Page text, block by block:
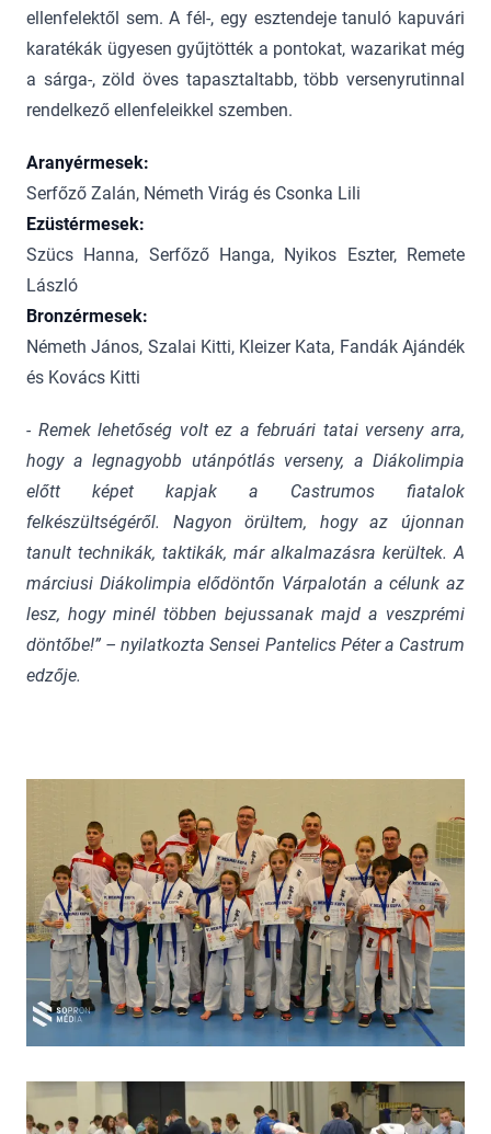
ellenfelektől sem. A fél-, egy esztendeje tanuló kapuvári
karatékák ügyesen gyűjtötték a pontokat, wazarikat még
a sárga-, zöld öves tapasztaltabb, több versenyrutinnal
rendelkező ellenfeleikkel szemben.
Aranyérmesek:
Serfőző Zalán, Németh Virág és Csonka Lili
Ezüstérmesek:
Szücs Hanna, Serfőző Hanga, Nyikos Eszter, Remete
László
Bronzérmesek:
Németh János, Szalai Kitti, Kleizer Kata, Fandák Ajándék
és Kovács Kitti
- Remek lehetőség volt ez a februári tatai verseny arra,
hogy a legnagyobb utánpótlás verseny, a Diákolimpia
előtt képet kapjak a Castrumos fiatalok
felkészültségéről. Nagyon örültem, hogy az újonnan
tanult technikák, taktikák, már alkalmazásra kerültek. A
márciusi Diákolimpia elődöntőn Várpalotán a célunk az
lesz, hogy minél többen bejussanak majd a veszprémi
döntőbe!” – nyilatkozta Sensei Pantelics Péter a Castrum
edzője.